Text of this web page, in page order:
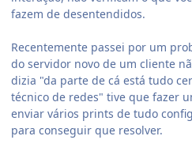
fazem de desentendidos.
Recentemente passei por um
do servidor novo de um cliente
dizia "da parte de cá está tudo
técnico de redes" tive que fazer
enviar vários prints de tudo
para conseguir que resolver.